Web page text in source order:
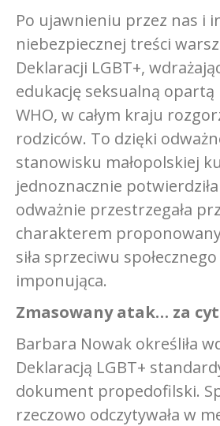
Po ujawnieniu przez nas i
niebezpiecznej treści
Deklaracji LGBT+,
edukację seksualną
WHO, w całym kraju
rodziców. To dzięki
stanowisku małopolskiej
jednoznacznie
odważnie przestrzegała
charakterem
siła sprzeciwu
imponująca.
Zmasowany atak… za
Barbara Nowak określiła
Deklaracją LGBT+
dokument propedofilski.
rzeczowo odczytywała w